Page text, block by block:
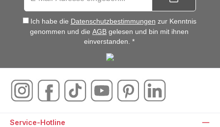
Ich habe die Datenschutzbestimmungen zur Kenntnis
genommen und die AGB gelesen und bin mit ihnen
einverstanden. *
Service-Hotline